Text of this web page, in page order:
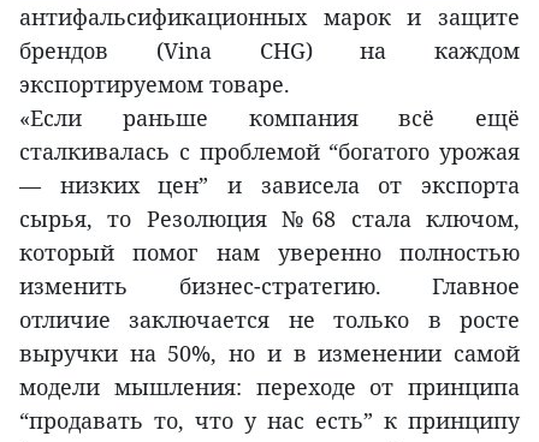
антифальсификационных марок и защите
брендов (Vina CHG) на каждом
экспортируемом товаре.
«Если раньше компания всё ещё
сталкивалась с проблемой “богатого урожая
— низких цен” и зависела от экспорта
сырья, то Резолюция №68 стала ключом,
который помог нам уверенно полностью
изменить бизнес-стратегию. Главное
отличие заключается не только в росте
выручки на 50%, но и в изменении самой
модели мышления: переходе от принципа
“продавать то, что у нас есть” к принципу